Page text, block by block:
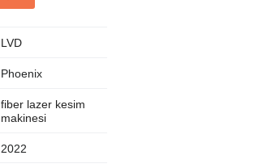
LVD
Phoenix
fiber lazer kesim
makinesi
2022